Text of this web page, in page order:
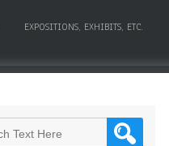
EXPOSITIONS, EXHIBITS, ETC.